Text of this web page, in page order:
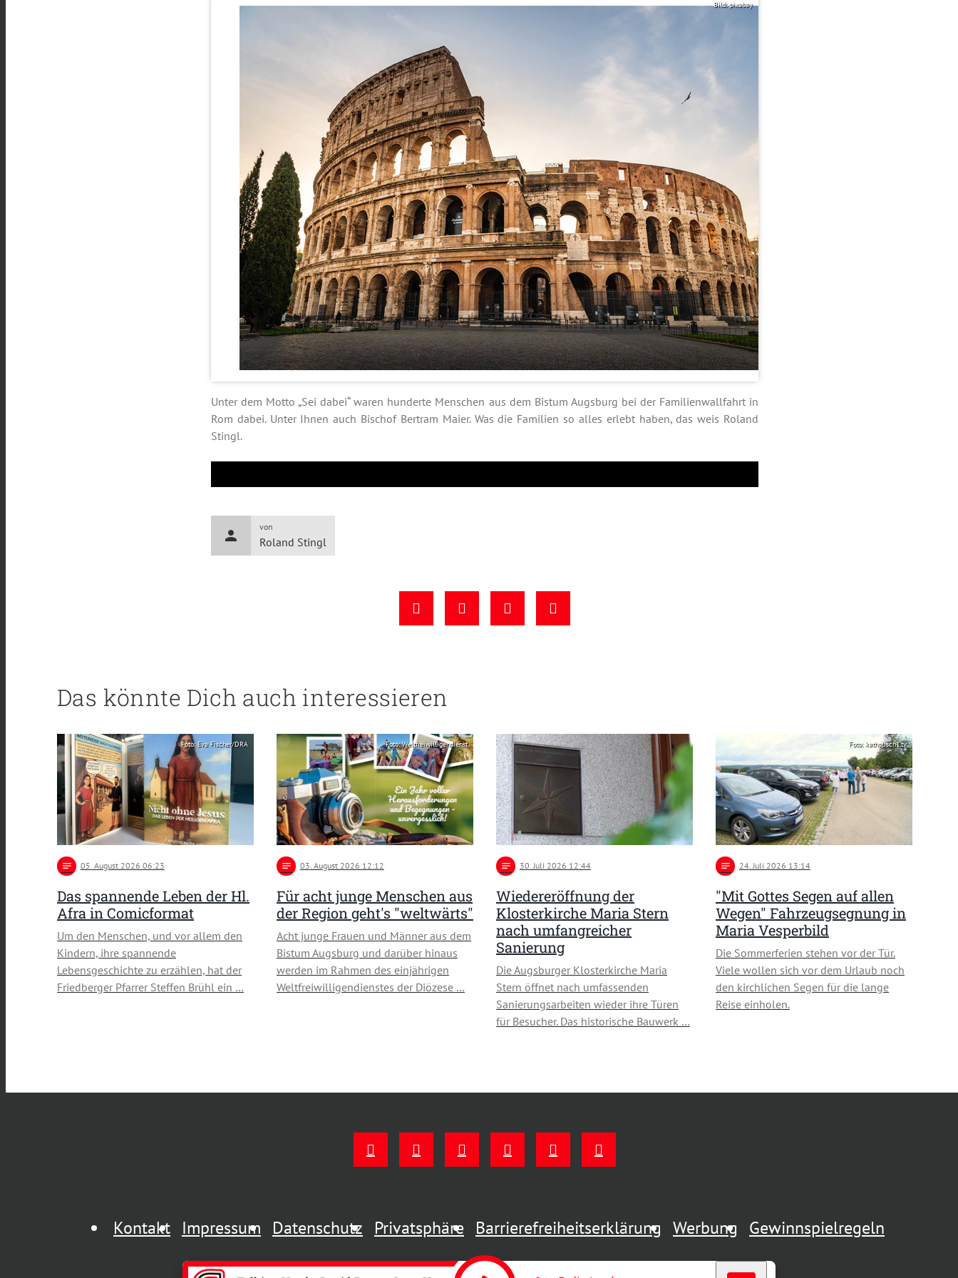
Bild: pixabay
Unter dem Motto „Sei dabei“ waren hunderte Menschen aus dem Bistum Augsburg bei der Familienwallfahrt in
Rom dabei. Unter Ihnen auch Bischof Bertram Maier. Was die Familien so alles erlebt haben, das weis Roland
Stingl.
person
von
Roland Stingl
Das könnte Dich auch interessieren
Foto: Eva Fischer/DRA
notes 05. August 2026 06:23
Das spannende Leben der Hl.
Afra in Comicformat
Um den Menschen, und vor allem den
Kindern, ihre spannende
Lebensgeschichte zu erzählen, hat der
Friedberger Pfarrer Steffen Brühl ein …
Foto: Weltfreiwilligendienst
notes 03. August 2026 12:12
Für acht junge Menschen aus
der Region geht's "weltwärts"
Acht junge Frauen und Männer aus dem
Bistum Augsburg und darüber hinaus
werden im Rahmen des einjährigen
Weltfreiwilligendienstes der Diözese …
notes 30. Juli 2026 12:44
Wiedereröffnung der
Klosterkirche Maria Stern
nach umfangreicher
Sanierung
Die Augsburger Klosterkirche Maria
Stern öffnet nach umfassenden
Sanierungsarbeiten wieder ihre Türen
für Besucher. Das historische Bauwerk …
Foto: katholisch1.tv
notes 24. Juli 2026 13:14
"Mit Gottes Segen auf allen
Wegen" Fahrzeugsegnung in
Maria Vesperbild
Die Sommerferien stehen vor der Tür.
Viele wollen sich vor dem Urlaub noch
den kirchlichen Segen für die lange
Reise einholen.
Kontakt Impressum Datenschutz Privatsphäre Barrierefreiheitserklärung Werbung Gewinnspielregeln